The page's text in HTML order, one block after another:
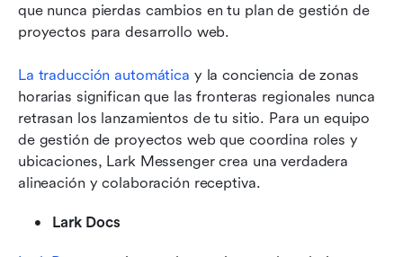
que nunca pierdas cambios en tu plan de gestión de
proyectos para desarrollo web.
La traducción automática y la conciencia de zonas
horarias significan que las fronteras regionales nunca
retrasan los lanzamientos de tu sitio. Para un equipo
de gestión de proyectos web que coordina roles y
ubicaciones, Lark Messenger crea una verdadera
alineación y colaboración receptiva.
Lark Docs